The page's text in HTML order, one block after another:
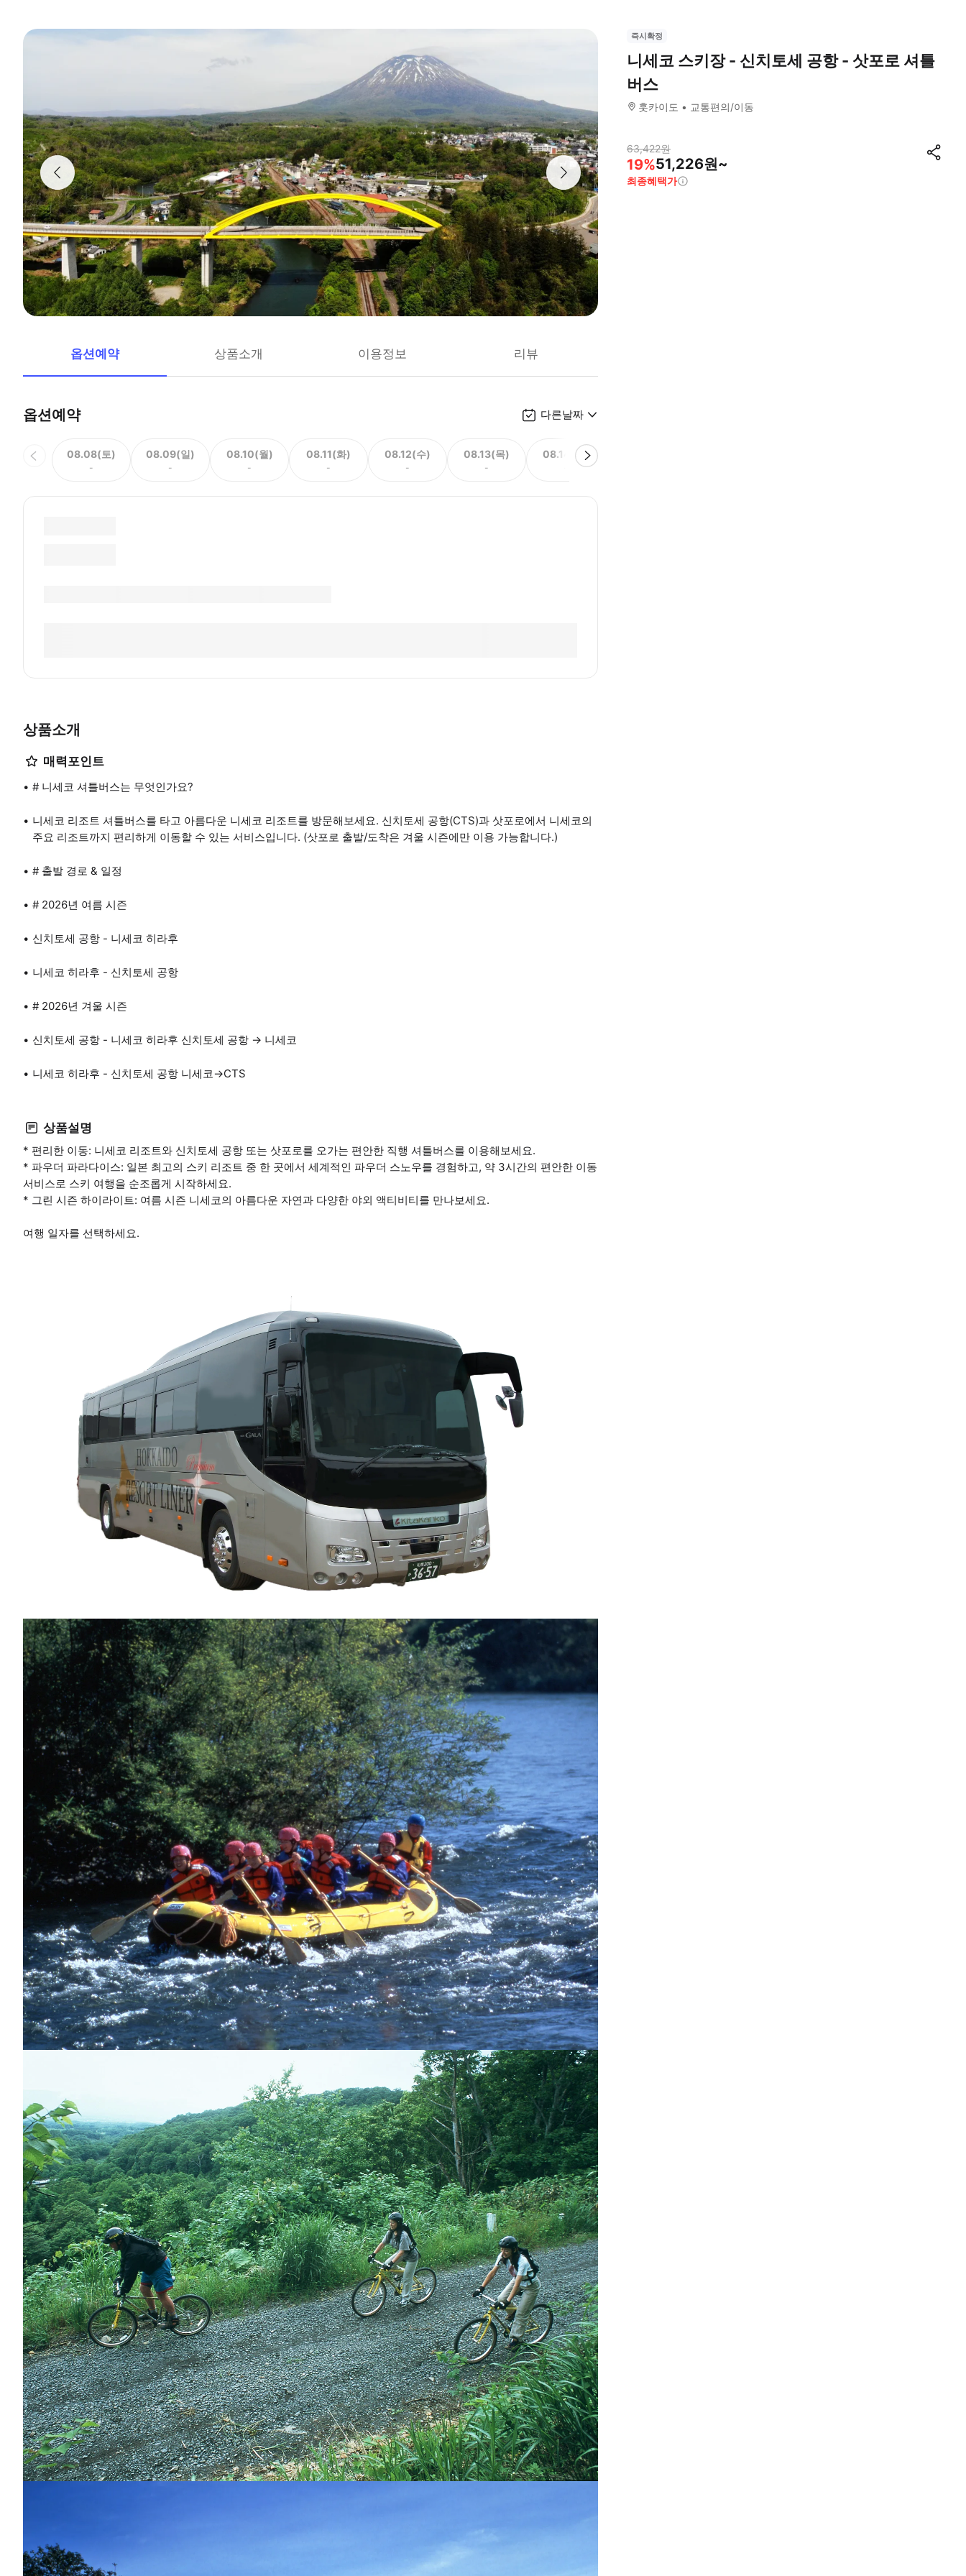
옵션예약 상품소개 이용정보 리뷰
옵션예약 다른날짜
08.08(토)
-
08.09(일)
-
08.10(월)
-
08.11(화)
-
08.12(수)
-
08.13(목)
-
08.14(금)
상품소개
매력포인트
# 니세코 셔틀버스는 무엇인가요?
니세코 리조트 셔틀버스를 타고 아름다운 니세코 리조트를 방문해보세요. 신치토세 공항(CTS)과 삿포로에서 니세코의
주요 리조트까지 편리하게 이동할 수 있는 서비스입니다. (삿포로 출발/도착은 겨울 시즌에만 이용 가능합니다.)
# 출발 경로 & 일정
# 2026년 여름 시즌
신치토세 공항 - 니세코 히라후
니세코 히라후 - 신치토세 공항
# 2026년 겨울 시즌
신치토세 공항 - 니세코 히라후 신치토세 공항 → 니세코
니세코 히라후 - 신치토세 공항 니세코→CTS
상품설명
* 편리한 이동: 니세코 리조트와 신치토세 공항 또는 삿포로를 오가는 편안한 직행 셔틀버스를 이용해보세요.
* 파우더 파라다이스: 일본 최고의 스키 리조트 중 한 곳에서 세계적인 파우더 스노우를 경험하고, 약 3시간의 편안한 이동
서비스로 스키 여행을 순조롭게 시작하세요.
* 그린 시즌 하이라이트: 여름 시즌 니세코의 아름다운 자연과 다양한 야외 액티비티를 만나보세요.
여행 일자를 선택하세요.
즉시확정
니세코 스키장 - 신치토세 공항 - 삿포로 셔틀
버스
훗카이도 교통편의/이동
63,422원
19%51,226원~
최종혜택가